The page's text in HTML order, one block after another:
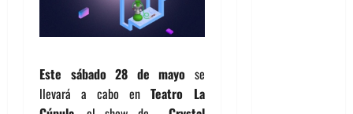
Este sábado 28 de mayo se
llevará a cabo enTeatro La